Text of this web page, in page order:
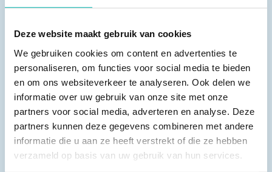
Deze website maakt gebruik van cookies
We gebruiken cookies om content en advertenties te
personaliseren, om functies voor social media te bieden
en om ons websiteverkeer te analyseren. Ook delen we
informatie over uw gebruik van onze site met onze
partners voor social media, adverteren en analyse. Deze
partners kunnen deze gegevens combineren met andere
informatie die u aan ze heeft verstrekt of die ze hebben
verzameld op basis van uw gebruik van hun services.
vastgoedbeleggers, de woningcorporaties en de
we het met z’n allen voor doen. Ik zie daarom in de
toekomst die samenwerking met VLR positief in.”
Cybersecurity steeds belangrijker
In de toekomst verwacht Van Lindenberg dat het
onderhoud van liften en roltrappen met verzamelde
data geoptimaliseerd zal worden en dat